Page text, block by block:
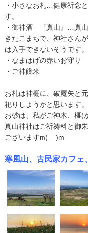
・小さなお札…健康祈念
す。
・御神酒 『真山』…真山
きたこまちで、神社さん
は入手できないそうです。
・なまはげの赤いお守り
・ご神餞米
お札は神棚に、破魔矢と
祀りしようかと思います。
お砂は、私がご神木、榧(
真山神社はご祈祷料と御
ございますm(__)m
寒風山、古民家カフェ